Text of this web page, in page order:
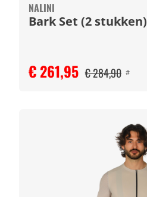
NALINI
Bark Set (2 stukken)
€ 261,95 € 284,90 #